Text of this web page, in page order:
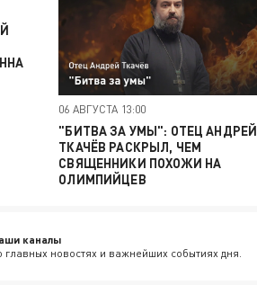
06 АВГУСТА 13:00
"БИТВА ЗА УМЫ": ОТЕЦ АНДРЕЙ
ТКАЧЁВ РАСКРЫЛ, ЧЕМ
СВЯЩЕННИКИ ПОХОЖИ НА
ОЛИМПИЙЦЕВ
каналы
новостях и важнейших событиях дня.